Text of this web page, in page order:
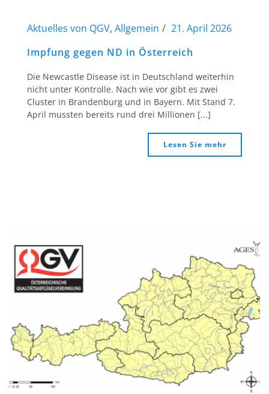
Aktuelles von QGV, Allgemein
21. April 2026
Impfung gegen ND in Österreich
Die Newcastle Disease ist in Deutschland weiterhin
nicht unter Kontrolle. Nach wie vor gibt es zwei
Cluster in Brandenburg und in Bayern. Mit Stand 7.
April mussten bereits rund drei Millionen [...]
Lesen Sie mehr